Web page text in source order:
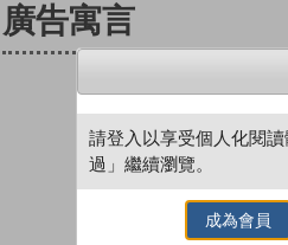
廣告寓言
請登入以享受個人化閱
過」繼續瀏覽。
成為會員